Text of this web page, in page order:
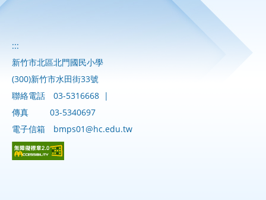
:::
新竹市北區北門國民小學
(300)新竹市水田街33號
聯絡電話
03-5316668 |
傳真
03-5340697
電子信箱
bmps01@hc.edu.tw